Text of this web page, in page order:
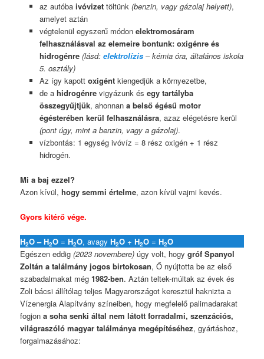
az autóba ivóvizettöltünk (benzin, vagy gázolaj helyett),
amelyet aztán
végtelenül egyszerű módon elektromosáram
felhasználásval az elemeire bontunk: oxigénre és
hidrogénre (lásd: elektrolízis– kémia óra, általános iskola
5. osztály)
Az így kapott oxigéntkiengedjük a környezetbe,
de a hidrogénrevigyázunk és egy tartályba
összegyűjtjük, ahonnan a belső égésű motor
égésterében kerül felhasználásra, azaz elégetésre kerül
(pont úgy, mint a benzin, vagy a gázolaj).
vízbontás: 1 egység ivóvíz = 8 rész oxigén + 1 rész
hidrogén.
Mi a baj ezzel?
Azon kívül,hogy semmi értelme, azon kívül vajmi kevés.
Gyors kitérő vége.
H2O –H2O =H2O, avagyH2O +H2O =H2O
Egészen eddig(2023 novembere) úgy volt, hogygróf Spanyol
Zoltán a találmány jogos birtokosan, Ő nyújtotta be az első
szabadalmakat még1982-ben. Aztán teltek-múltak az évek és
Zoli bácsi állítólag teljes Magyarországot keresztül haknizta a
Vízenergia Alapítvány színeiben, hogy megfelelő palimadarakat
fogjona soha senki által nem látott forradalmi, szenzációs,
világraszóló magyar találmánya megépítéséhez, gyártáshoz,
forgalmazásához: